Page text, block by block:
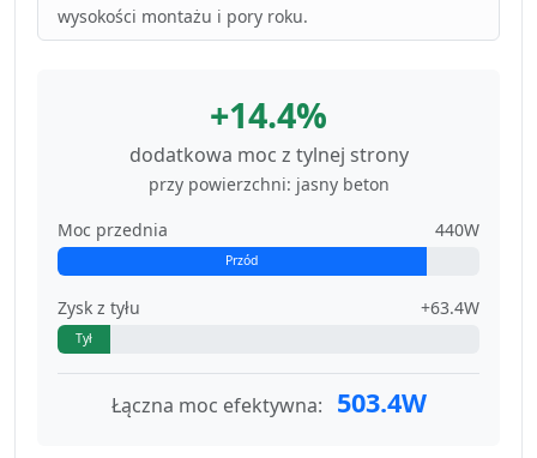
wysokości montażu i pory roku.
+14.4%
dodatkowa moc z tylnej strony
przy powierzchni: jasny beton
Moc przednia
440W
Przód
Zysk z tyłu +63.4W
Tył
Łączna moc efektywna: 503.4W